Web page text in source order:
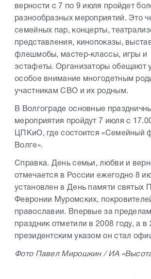
верности с 7 по 9 июля пройдет
разнообразных мероприятий. Это
семейных пар, концерты,
представления, кинопоказы,
флешмобы, мастер-классы, игры и
эстафеты. Организаторы обещают
особое внимание многодетным
участникам СВО и их родным.
В Волгограде основные
мероприятия пройдут 7 июля с
ЦПКиО, где состоится «Семейный
Волге».
Справка. День семьи, любви и
отмечается в России ежегодно 8
установлен в День памяти святых
Февронии Муромских,
православии. Впервые за
праздник отметили в 2008 году, а в
президентским указом он стал
Фото Павел Мирошкин / ИА